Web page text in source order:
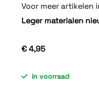
Voor meer artikelen
Leger materialen
€ 4,95
in voorraad